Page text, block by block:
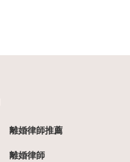
離婚律師推薦
離婚律師